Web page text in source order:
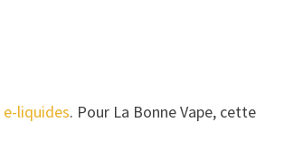
e-liquides. Pour La Bonne Vape, cette